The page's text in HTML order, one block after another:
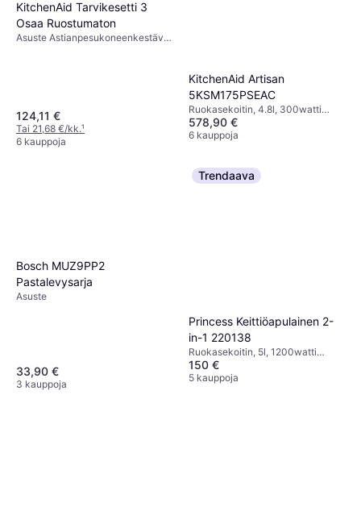
KitchenAid Tarvikesetti 3
Osaa Ruostumaton
Asuste Astianpesukoneenkestävät
124,11 €
Tai 21,68 €/kk.¹
6 kauppoja
KitchenAid Artisan
5KSM175PSEAC
Ruokasekoitin, 4.8l, 300watti
Turbo-/Pulssitoiminto,
Roiskeensuoja,
578,90 €
6 kauppoja
Bosch MUZ9PP2
Pastalevysarja
Asuste
33,90 €
3 kauppoja
Trendaava
Princess Keittiöapulainen 2-
in-1 220138
Ruokasekoitin, 5l, 1200watti
Roiskeensuoja, Ajastustoiminto,
Näyttö, Muuttuva Nopeus
150 €
5 kauppoja